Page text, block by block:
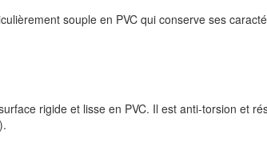
souple en PVC qui conserve ses
rigide et lisse en PVC. Il est anti-torsion et